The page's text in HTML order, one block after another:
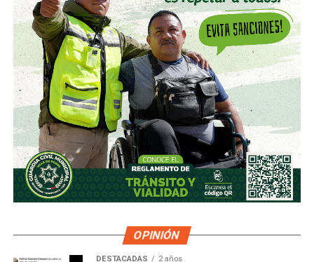
OPINIÓN
DESTACADAS 2 años